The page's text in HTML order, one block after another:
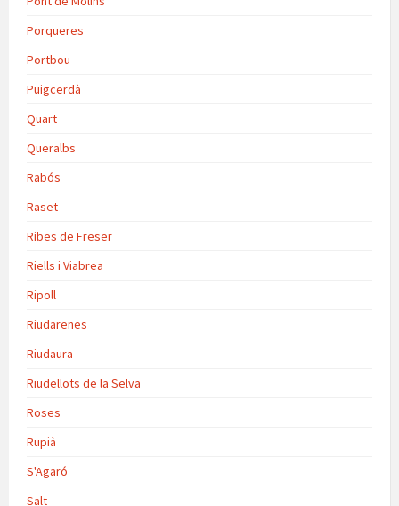
Porqueres
Portbou
Puigcerdà
Quart
Queralbs
Rabós
Raset
Ribes de Freser
Riells i Viabrea
Ripoll
Riudarenes
Riudaura
Riudellots de la Selva
Roses
Rupià
S'Agaró
Salt